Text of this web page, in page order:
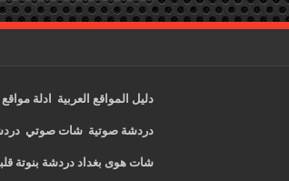
دليل المواقع العربية ادلة مواقع
دردشة صوتية شات صوتي
شات هوى بغداد دردشة بنوتة